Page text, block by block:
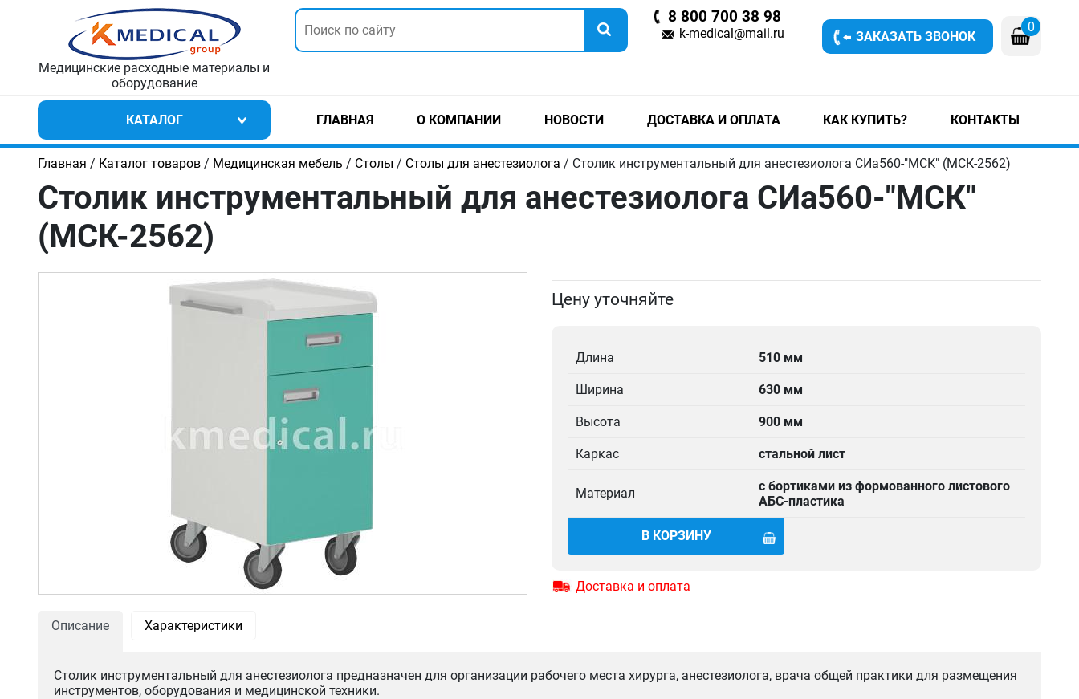
Медицинские расходные материалы и
оборудование
8 800 700 38 98
k-medical@mail.ru ЗАКАЗАТЬ ЗВОНОК
0
КАТАЛОГ ГЛАВНАЯ О КОМПАНИИ НОВОСТИ ДОСТАВКА И ОПЛАТА КАК КУПИТЬ? КОНТАКТЫ
Главная / Каталог товаров / Медицинская мебель / Столы / Столы для анестезиолога / Столик инструментальный для анестезиолога СИа560-"МСК" (МСК-2562)
Столик инструментальный для анестезиолога СИа560-"МСК"
(МСК-2562)
Цену уточняйте
Длина 510 мм
Ширина 630 мм
Высота 900 мм
Каркас стальной лист
Материал
с бортиками из формованного листового
АБС-пластика
В КОРЗИНУ
Доставка и оплата
Описание Характеристики
Столик инструментальный для анестезиолога предназначен для организации рабочего места хирурга, анестезиолога, врача общей практики для размещения
инструментов, оборудования и медицинской техники.